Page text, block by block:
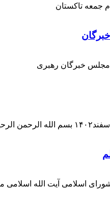
جمعه تاکستان
مجلس خبرگان رهبری
شورای اسلامی آیت الله